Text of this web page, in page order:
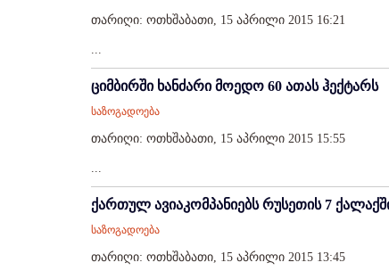
თარიღი: ოთხშაბათი, 15 აპრილი 2015 16:21
...
ციმბირში ხანძარი მოედო 60 ათას ჰექტარს
საზოგადოება
თარიღი: ოთხშაბათი, 15 აპრილი 2015 15:55
...
ქართულ ავიაკომპანიებს რუსეთის 7
საზოგადოება
თარიღი: ოთხშაბათი, 15 აპრილი 2015 13:45